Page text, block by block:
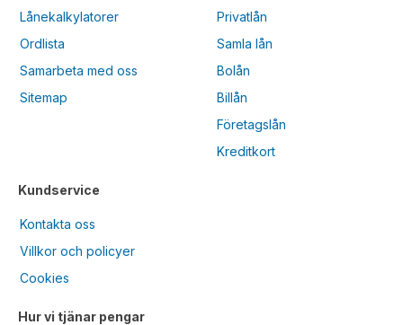
Lånekalkylatorer
Ordlista
Samarbeta med oss
Sitemap
Kundservice
Kontakta oss
Villkor och policyer
Cookies
Privatlån
Samla lån
Bolån
Billån
Företagslån
Kreditkort
Hur vi tjänar pengar